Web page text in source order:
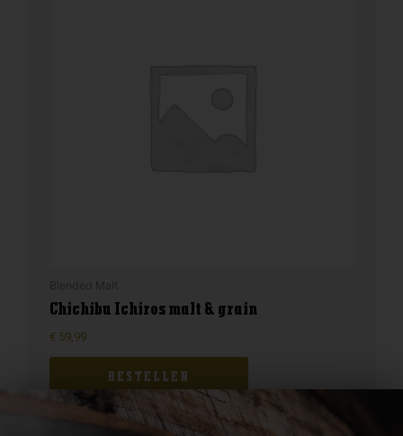
Chichibu Ichiros malt & grain
€ 59,99
BESTELLEN